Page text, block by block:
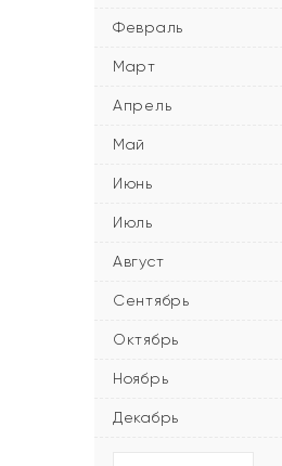
Февраль
Март
Апрель
Май
Июнь
Июль
Август
Сентябрь
Октябрь
Ноябрь
Декабрь